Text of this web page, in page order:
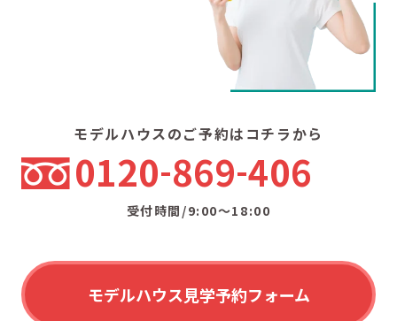
モデルハウスのご予約はコチラから
0120 869 406
受付時間/9:00〜18:00
モデルハウス見学予約フォーム